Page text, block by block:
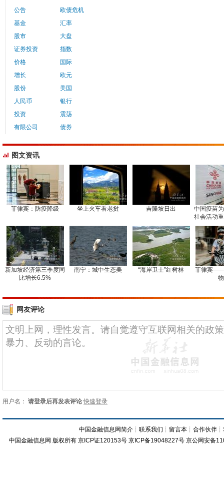
公告
基金
股市
证券投资
价格
增长
股份
人民币
投资
有限公司
欧债危机
汇率
大盘
指数
国际
欧元
美国
银行
震荡
债券
图文资讯
菲律宾：防疫降级 坐上火车看老挝 吉隆坡日出
中国疫苗
社会活动
新加坡经济第三季度同
比增长6.5%
南宁：城中生态美 “海岸卫士”红树林
菲律宾
网友评论
用户名： 请登录后再发表评论 快速登录
中国金融信息网简介 ┊联系我们 ┊ 留言本 ┊合作伙伴 ┊
中国金融信息网 版权所有 京ICP证120153号 京ICP备19048227号 京公网安备